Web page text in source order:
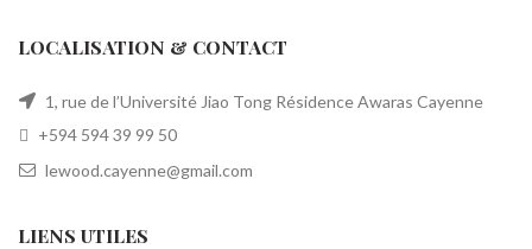
LOCALISATION & CONTACT
1, rue de l’Université Jiao Tong Résidence Awaras Cayenne
+594 594 39 99 50
lewood.cayenne@gmail.com
LIENS UTILES